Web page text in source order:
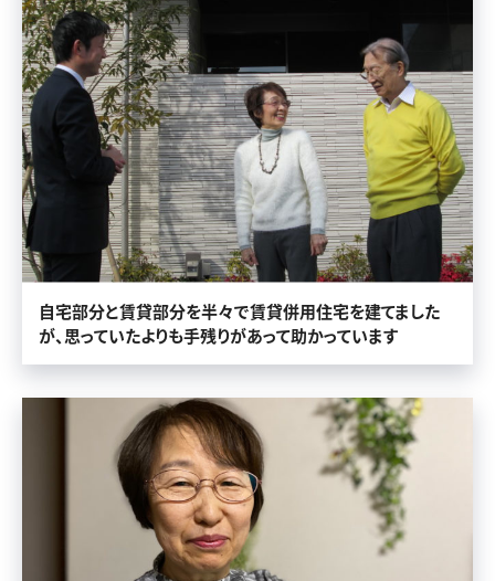
自宅部分と賃貸部分を半々で賃貸併用住宅を建てました
が、思っていたよりも手残りがあって助かっています